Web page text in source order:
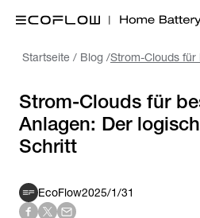
Startseite / Blog /
Strom-Clouds für
Anlagen: Der
Schritt
EcoFlow2025/1/31